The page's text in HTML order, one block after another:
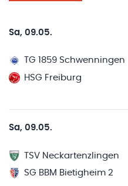
Sa, 09.05.
TG 1859 Schwenningen
HSG Freiburg
Sa, 09.05.
TSV Neckartenzlingen
SG BBM Bietigheim 2